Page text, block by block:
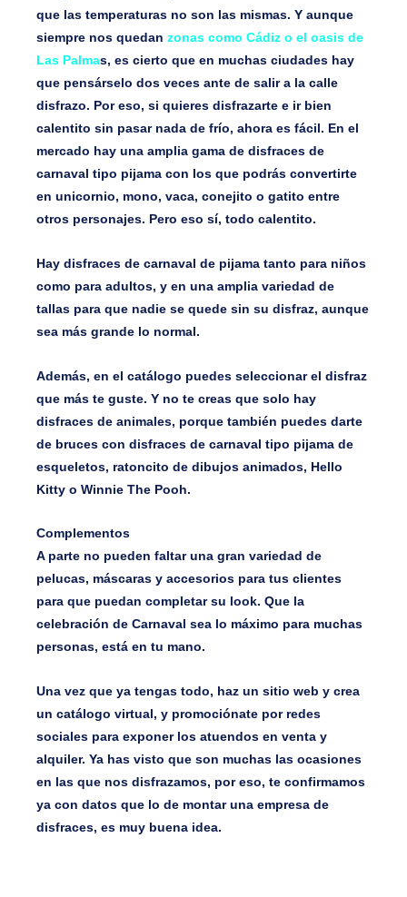
que las temperaturas no son las mismas. Y aunque
siempre nos quedan zonas como Cádiz o el oasis de
Las Palmas, es cierto que en muchas ciudades hay
que pensárselo dos veces ante de salir a la calle
disfrazo. Por eso, si quieres disfrazarte e ir bien
calentito sin pasar nada de frío, ahora es fácil. En el
mercado hay una amplia gama de disfraces de
carnaval tipo pijama con los que podrás convertirte
en unicornio, mono, vaca, conejito o gatito entre
otros personajes. Pero eso sí, todo calentito.
Hay disfraces de carnaval de pijama tanto para niños
como para adultos, y en una amplia variedad de
tallas para que nadie se quede sin su disfraz, aunque
sea más grande lo normal.
Además, en el catálogo puedes seleccionar el disfraz
que más te guste. Y no te creas que solo hay
disfraces de animales, porque también puedes darte
de bruces con disfraces de carnaval tipo pijama de
esqueletos, ratoncito de dibujos animados, Hello
Kitty o Winnie The Pooh.
Complementos
A parte no pueden faltar una gran variedad de
pelucas, máscaras y accesorios para tus clientes
para que puedan completar su look. Que la
celebración de Carnaval sea lo máximo para muchas
personas, está en tu mano.
Una vez que ya tengas todo, haz un sitio web y crea
un catálogo virtual, y promociónate por redes
sociales para exponer los atuendos en venta y
alquiler. Ya has visto que son muchas las ocasiones
en las que nos disfrazamos, por eso, te confirmamos
ya con datos que lo de montar una empresa de
disfraces, es muy buena idea.